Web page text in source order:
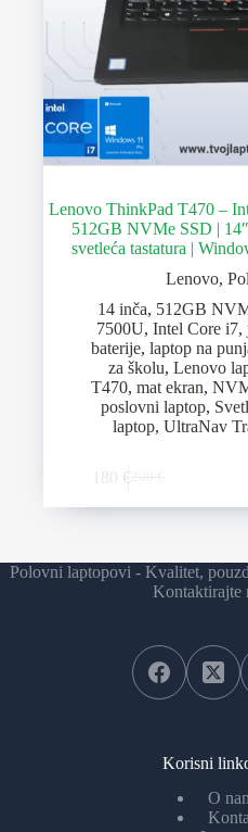
Lenovo ThinkPad T470 –
512GB NVMe SSD |
svetleća tastatura |
Lenovo,
14 inča, 512GB
7500U, Intel Core i7,
baterije,laptop na
za školu, Lenovo
T470, mat ekran,
poslovni laptop,
laptop,UltraNav
180 €
Polovni laptopovi - Kvalitet,
Kontaktirajte
Korisni
O